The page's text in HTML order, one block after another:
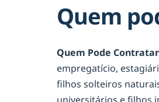
Quem
Quem Pode
empregatício,
filhos solteiros